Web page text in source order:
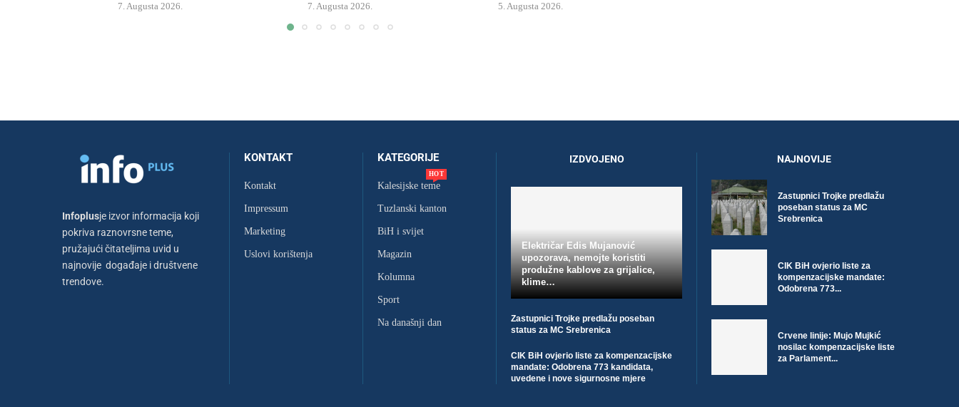
7. Augusta 2026. 7. Augusta 2026. 5. Augusta 2026.
Infoplusje izvor informacija koji
pokriva raznovrsne teme,
pružajući čitateljima uvid u
najnovije događaje i društvene
trendove.
KONTAKT
Kontakt
Impressum
Marketing
Uslovi korištenja
KATEGORIJE
Kalesijske teme
HOT
Tuzlanski kanton
BiH i svijet
Magazin
Kolumna
Sport
Na današnji dan
IZDVOJENO
Električar Edis Mujanović
upozorava, nemojte koristiti
produžne kablove za grijalice,
klime…
Zastupnici Trojke predlažu poseban
status za MC Srebrenica
CIK BiH ovjerio liste za kompenzacijske
mandate: Odobrena 773 kandidata,
uvedene i nove sigurnosne mjere
NAJNOVIJE
Zastupnici Trojke predlažu
poseban status za MC
Srebrenica
CIK BiH ovjerio liste za
kompenzacijske mandate:
Odobrena 773...
Crvene linije: Mujo Mujkić
nosilac kompenzacijske liste
za Parlament...